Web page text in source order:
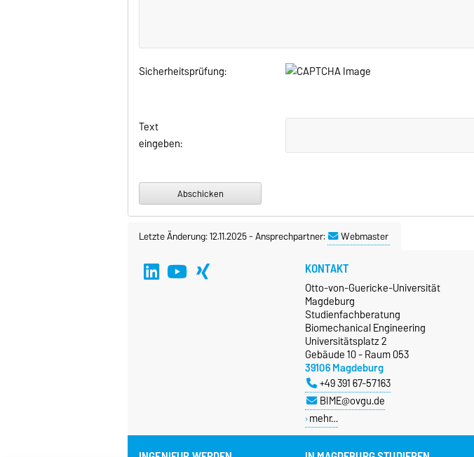
Sicherheitsprüfung:
Text
eingeben:
Letzte Änderung: 12.11.2025-Ansprechpartner: Webmaster
KONTAKT
Otto-von-Guericke-Universität
Magdeburg
Studienfachberatung
Biomechanical Engineering
Universitätsplatz 2
Gebäude 10 - Raum 053
39106 Magdeburg
+49 391 67-57163
BIME@ovgu.de
mehr…